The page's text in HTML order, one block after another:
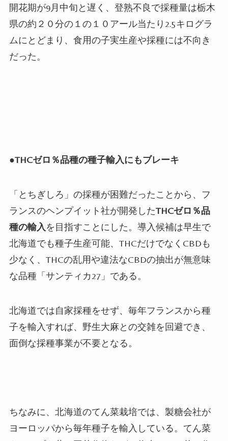
開花期が9月中旬と遅く、登熟不良で採種量は栃木
県の約２０分の１の１０アール当たり 2.5キログラ
ムにとどまり、 食用の子実生産や採種には不向き
だった。
●THCゼロ％品種の種子輸入にもブレーキ
「とちぎしろ」の採種が困難だったことから、フ
ランスのヘンプイット社が開発したTHCゼロ％品
種の輸入を目指すことにした。導入候補は早生で
北海道でも種子生産可能、 THCだけでなく CBDも
少なく、 THCの乱用や違法なCBDの抽出が無意味
な品種「サンティカ27 」である。
北海道では自家採種をせず、毎年フランスから種
子を輸入すれば、野生大麻との交雑を回避でき、
面倒な採種事業が不要となる。
ちなみに、北海道のてん菜栽培では、製糖会社が
ヨーロッパから毎年種子を輸入している。てん菜